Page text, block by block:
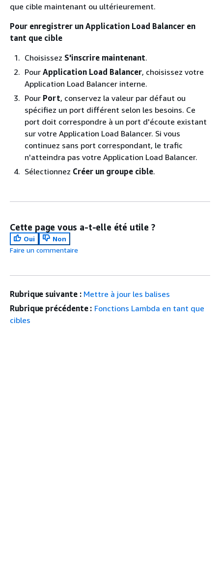
que cible maintenant ou ultérieurement.
Pour enregistrer un Application Load Balancer en
tant que cible
Choisissez S'inscrire maintenant.
Pour Application Load Balancer, choisissez votre
Application Load Balancer interne.
Pour Port, conservez la valeur par défaut ou
spécifiez un port différent selon les besoins. Ce
port doit correspondre à un port d'écoute existant
sur votre Application Load Balancer. Si vous
continuez sans port correspondant, le trafic
n'atteindra pas votre Application Load Balancer.
Sélectionnez Créer un groupe cible.
Cette page vous a-t-elle été utile ?
Oui
Non
Faire un commentaire
Rubrique suivante : Mettre à jour les balises
Rubrique précédente : Fonctions Lambda en tant que
cibles